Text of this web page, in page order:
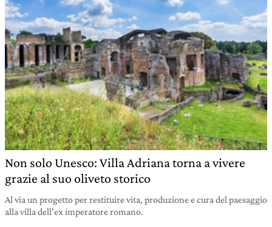
Non solo Unesco: Villa Adriana torna a vivere
grazie al suo oliveto storico
Al via un progetto per restituire vita, produzione e cura del paesaggio
alla villa dell’ex imperatore romano.